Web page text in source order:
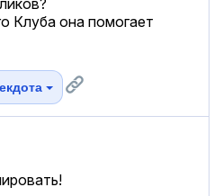
Клуба она помогает